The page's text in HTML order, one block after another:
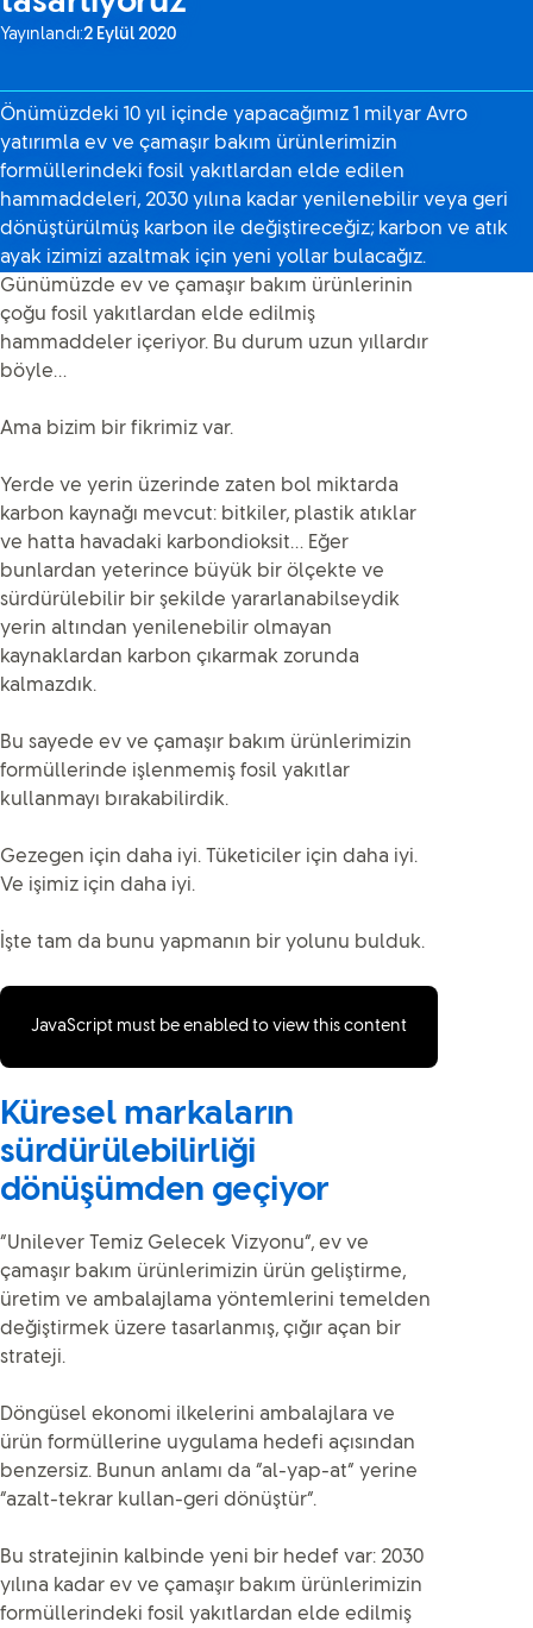
Yayınlandı:2 Eylül 2020
Önümüzdeki 10 yıl içinde yapacağımız 1 milyar Avro
yatırımla ev ve çamaşır bakım ürünlerimizin
formüllerindeki fosil yakıtlardan elde edilen
hammaddeleri, 2030 yılına kadar yenilenebilir veya geri
dönüştürülmüş karbon ile değiştireceğiz; karbon ve atık
ayak izimizi azaltmak için yeni yollar bulacağız.
Günümüzde ev ve çamaşır bakım ürünlerinin
çoğu fosil yakıtlardan elde edilmiş
hammaddeler içeriyor. Bu durum uzun yıllardır
böyle…
Ama bizim bir fikrimiz var.
Yerde ve yerin üzerinde zaten bol miktarda
karbon kaynağı mevcut: bitkiler, plastik atıklar
ve hatta havadaki karbondioksit… Eğer
bunlardan yeterince büyük bir ölçekte ve
sürdürülebilir bir şekilde yararlanabilseydik
yerin altından yenilenebilir olmayan
kaynaklardan karbon çıkarmak zorunda
kalmazdık.
Bu sayede ev ve çamaşır bakım ürünlerimizin
formüllerinde işlenmemiş fosil yakıtlar
kullanmayı bırakabilirdik.
Gezegen için daha iyi. Tüketiciler için daha iyi.
Ve işimiz için daha iyi.
İşte tam da bunu yapmanın bir yolunu bulduk.
JavaScript must be enabled to view this content
Küresel markaların
sürdürülebilirliği
dönüşümden geçiyor
“Unilever Temiz Gelecek Vizyonu”, ev ve
çamaşır bakım ürünlerimizin ürün geliştirme,
üretim ve ambalajlama yöntemlerini temelden
değiştirmek üzere tasarlanmış, çığır açan bir
strateji.
Döngüsel ekonomi ilkelerini ambalajlara ve
ürün formüllerine uygulama hedefi açısından
benzersiz. Bunun anlamı da “al-yap-at” yerine
“azalt-tekrar kullan-geri dönüştür”.
Bu stratejinin kalbinde yeni bir hedef var: 2030
yılına kadar ev ve çamaşır bakım ürünlerimizin
formüllerindeki fosil yakıtlardan elde edilmiş